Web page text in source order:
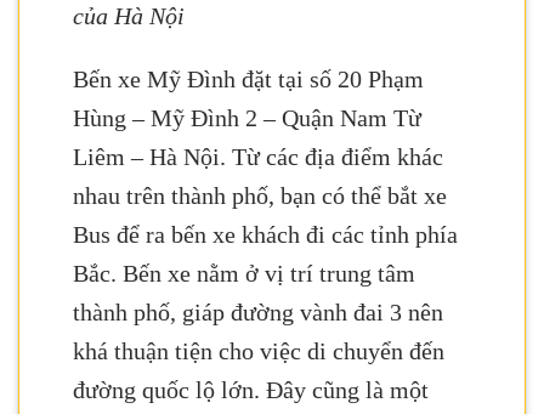
của Hà Nội
Bến xe Mỹ Đình đặt tại số 20 Phạm
Hùng – Mỹ Đình 2 – Quận Nam Từ
Liêm – Hà Nội. Từ các địa điểm khác
nhau trên thành phố, bạn có thể bắt xe
Bus để ra bến xe khách đi các tỉnh phía
Bắc. Bến xe nằm ở vị trí trung tâm
thành phố, giáp đường vành đai 3 nên
khá thuận tiện cho việc di chuyển đến
đường quốc lộ lớn. Đây cũng là một